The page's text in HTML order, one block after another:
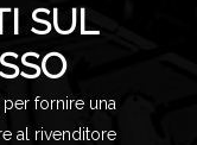
SUL
per fornire una
al rivenditore